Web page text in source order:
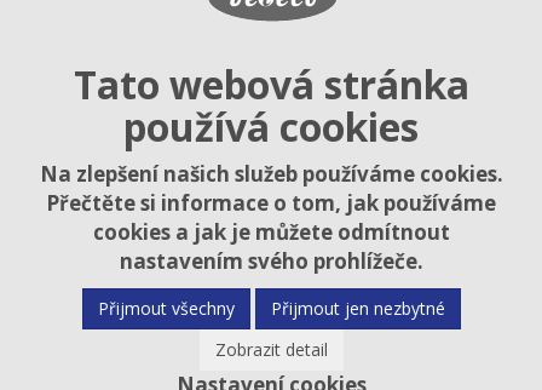
Tato webová stránka
používá cookies
Na zlepšení našich služeb používáme cookies.
Přečtěte si informace o tom, jak používáme
cookies a jak je můžete odmítnout
nastavením svého prohlížeče.
Přijmout všechny
Přijmout jen nezbytné
Zobrazit detail